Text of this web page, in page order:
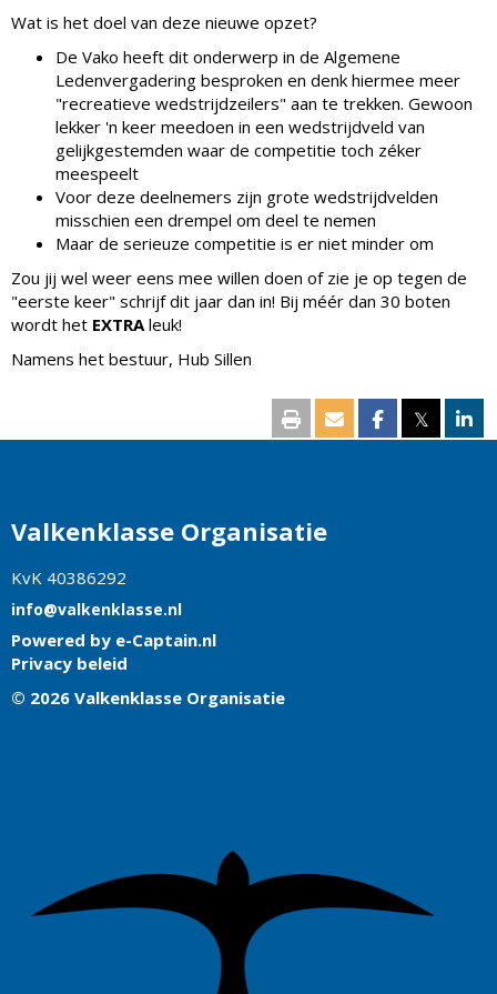
Wat is het doel van deze nieuwe opzet?
De Vako heeft dit onderwerp in de Algemene
Ledenvergadering besproken en denk hiermee meer
"recreatieve wedstrijdzeilers" aan te trekken. Gewoon
lekker 'n keer meedoen in een wedstrijdveld van
gelijkgestemden waar de competitie toch zéker
meespeelt
Voor deze deelnemers zijn grote wedstrijdvelden
misschien een drempel om deel te nemen
Maar de serieuze competitie is er niet minder om
Zou jij wel weer eens mee willen doen of zie je op tegen de
"eerste keer" schrijf dit jaar dan in! Bij méér dan 30 boten
wordt het EXTRAleuk!
Namens het bestuur, Hub Sillen
𝕏
Valkenklasse Organisatie
KvK 40386292
ofni@valkenklasse.nl
Powered by e-Captain.nl
Privacy beleid
© 2026 Valkenklasse Organisatie